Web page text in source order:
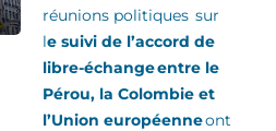
réunions politiques sur
le suivi de l’accord de
libre-échange entre le
Pérou, la Colombie et
l’Union européenneont